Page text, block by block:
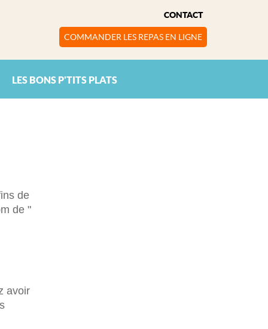
CONTACT
COMMANDER LES REPAS EN LIGNE
LES BONS P'TITS PLATS
de
de "
avoir